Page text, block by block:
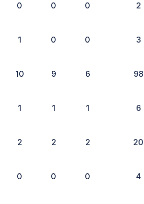
0 0 0 2
1 0 0 3
10 9 6 98
1 1 1 6
2 2 2 20
0 0 0 4